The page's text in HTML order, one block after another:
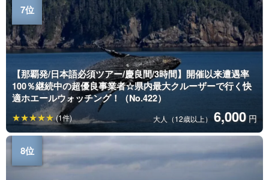
【那覇発/日本語必須ツアー/慶良間/3時間】開催以来遭遇率
100％継続中の超優良事業者☆県内最大クルーザーで行く快
適ホエールウォッチング！（No.422）
大人（12歳以上） 6,000 円
(1件)